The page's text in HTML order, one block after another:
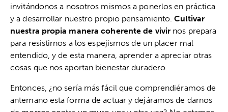
invitándonos a nosotros mismos a ponerlos en práctica
y a desarrollar nuestro propio pensamiento.Cultivar
nuestra propia manera coherente de vivir nos prepara
para resistirnos a los espejismos de un placer mal
entendido, y de esta manera, aprender a apreciar otras
cosas que nos aportan bienestar duradero.
Entonces, ¿no sería más fácil que comprendiéramos de
antemano esta forma de actuar y dejáramos de darnos